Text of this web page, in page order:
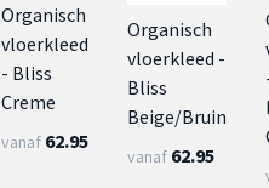
Organisch
vloerkleed
- Bliss
Creme
vanaf 62.95
Organisch
vloerkleed -
Bliss
Beige/Bruin
vanaf 62.95